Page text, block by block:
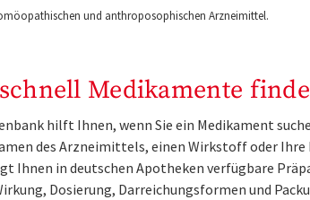
und anthroposophischen Arzneimittel.
Medikamente
hilft Ihnen, wenn Sie ein Medikament
des Arzneimittels, einen Wirkstoff oder Ihre
Ihnen in deutschen Apotheken verfügbare
Dosierung, Darreichungsformen und